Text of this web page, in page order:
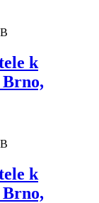
k
k